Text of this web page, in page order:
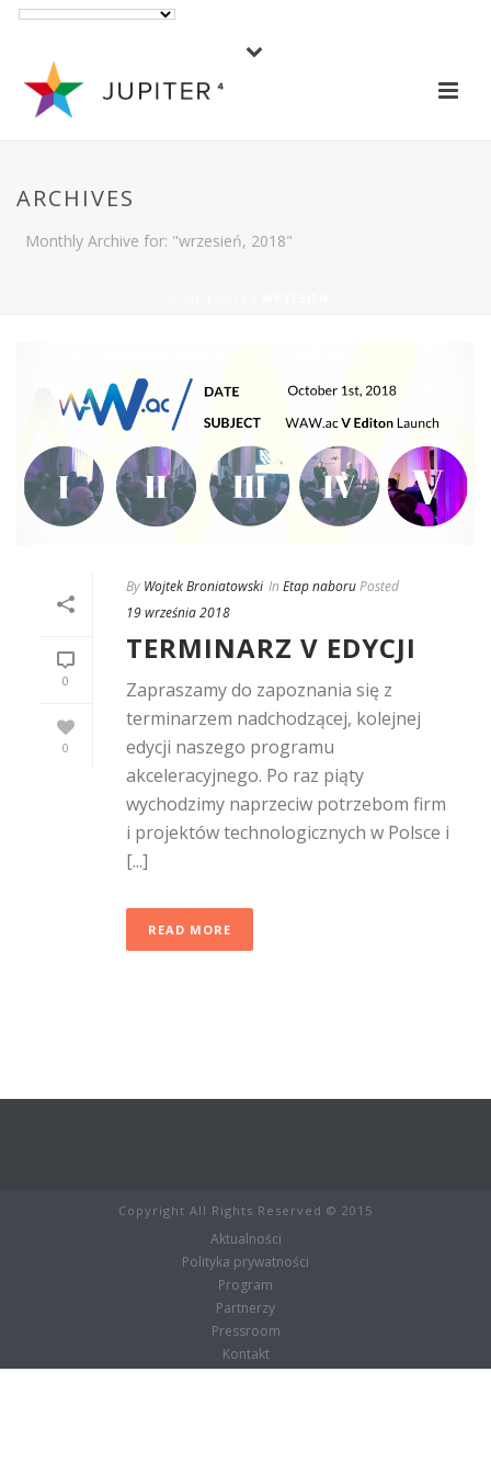
ARCHIVES
Monthly Archive for: "wrzesień, 2018"
0
0
By Wojtek Broniatowski In Etap naboruPosted
19 września 2018
TERMINARZ V EDYCJI
Zapraszamy do zapoznania się z
terminarzem nadchodzącej, kolejnej
edycji naszego programu
akceleracyjnego. Po raz piąty
wychodzimy naprzeciw potrzebom firm
i projektów technologicznych w Polsce i
[...]
READ MORE
Copyright All Rights Reserved © 2015
Aktualności
Polityka prywatności
Program
Partnerzy
Pressroom
Kontakt